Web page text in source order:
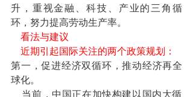
升，重视金融、科技、产业的三角循
环，努力提高劳动生产率。
看法与建议
    近期引起国际关注的两个政策规划：
第一，促进经济双循环，推动经济再全
球化。